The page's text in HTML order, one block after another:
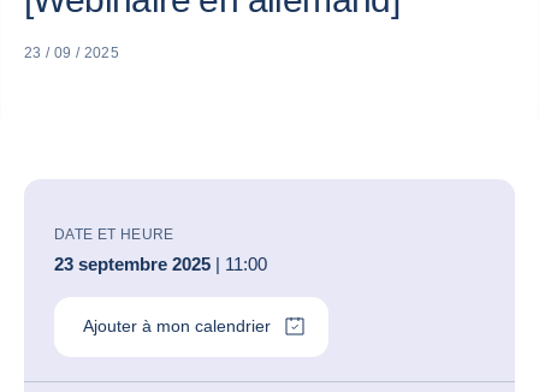
23 / 09 / 2025
DATE ET HEURE
23 septembre 2025 | 11:00
Ajouter à mon calendrier